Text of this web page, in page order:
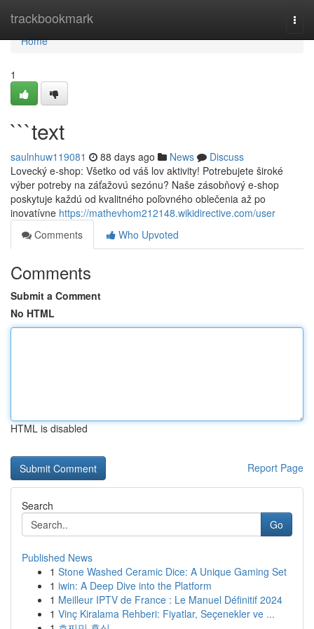
trackbookmark
Home
Home
1
```text
saulnhuw119081 88 days ago News
Discuss
Lovecký e-shop: Všetko od váš lov aktivity! Potrebujete široké
výber potreby na záťažovú sezónu? Naše zásobňový e-shop
poskytuje každú od kvalitného poľovného oblečenia až po
inovatívne https://mathevhom212148.wikidirective.com/user
Comments
Who Upvoted
Comments
Submit a Comment
No HTML
HTML is disabled
Report Page
Search
Go
Published News
1 Stone Washed Ceramic Dice: A Unique Gaming Set
1 iwin: A Deep Dive into the Platform
1 Meilleur IPTV de France : Le Manuel Définitif 2024
1 Vinç Kiralama Rehberi: Fiyatlar, Seçenekler ve ...